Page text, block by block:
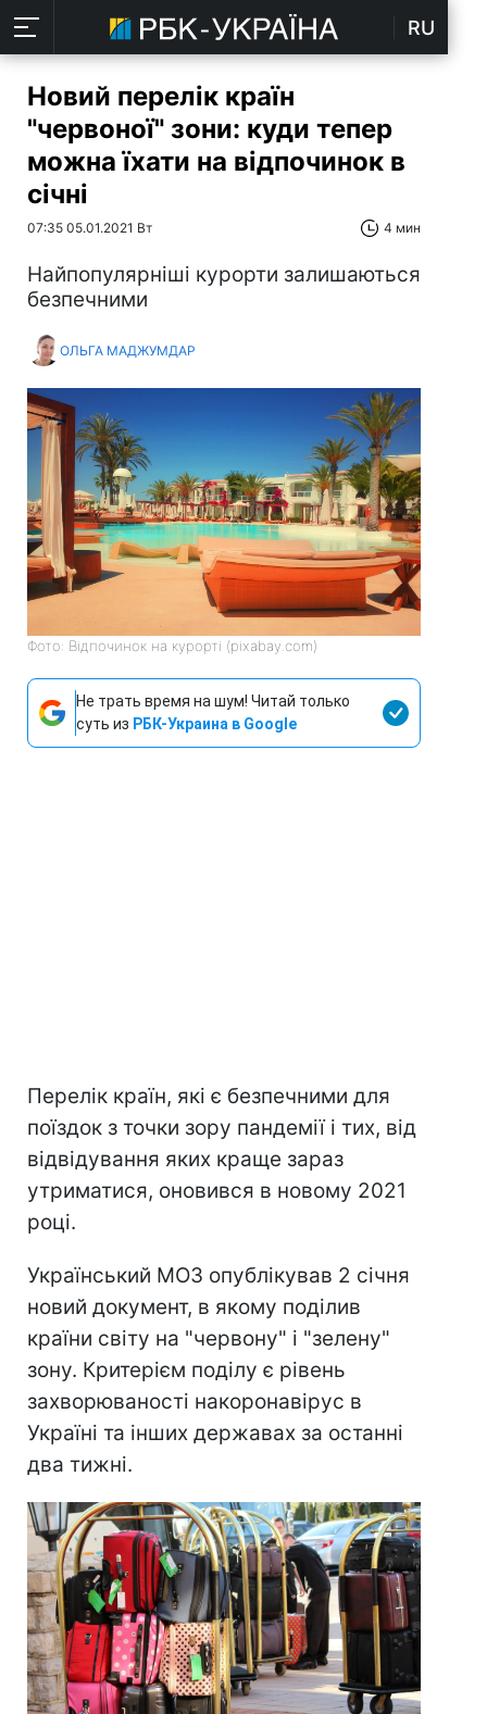
RU
Новий перелік країн
"червоної" зони: куди тепер
можна їхати на відпочинок в
січні
07:35 05.01.2021 Вт 4 мин
Найпопулярніші курорти залишаються
безпечними
ОЛЬГА МАДЖУМДАР
Фото: Відпочинок на курорті (pixabay.com)
Не трать время на шум! Читай только
суть из РБК-Украина в Google
Перелік країн, які є безпечними для
поїздок з точки зору пандемії і тих, від
відвідування яких краще зараз
утриматися, оновився в новому 2021
році.
Український МОЗ опублікував 2 січня
новий документ, в якому поділив
країни світу на "червону" і "зелену"
зону. Критерієм поділу є рівень
захворюваності накоронавірус в
Україні та інших державах за останні
два тижні.